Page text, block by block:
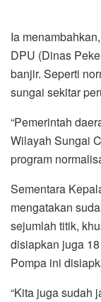
Ia
DPU (Dinas
banjir. Seperti
sungai sekitar
“Pemerintah
Wilayah Sungai
program
Sementara
mengatakan
sejumlah titik,
disiapkan juga
Pompa ini
“Kita juga sudah